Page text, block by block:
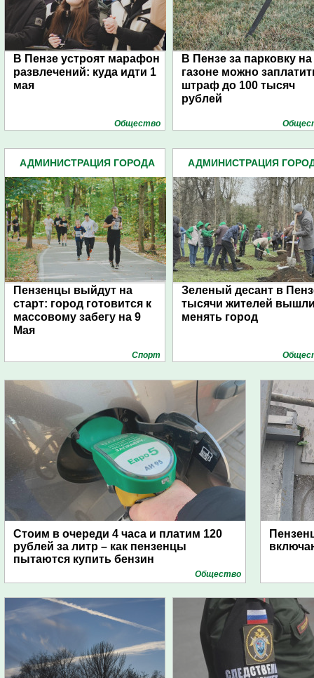
В Пензе устроят марафон
развлечений: куда идти 1
мая
Общество
В Пензе за парковку на
газоне можно
штраф до 100 тысяч
рублей
АДМИНИСТРАЦИЯ ГОРОДА
Пензенцы выйдут на
старт: город готовится к
массовому забегу на 9
Мая
Спорт
АДМИНИСТРАЦИЯ
Зеленый десант в
тысячи жителей
менять город
Стоим в очереди 4 часа и платим 120
рублей за литр – как пензенцы
пытаются купить бензин
Общество